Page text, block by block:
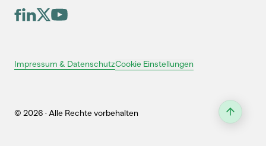
Impressum & DatenschutzCookie Einstellungen
© 2026 · Alle Rechte vorbehalten